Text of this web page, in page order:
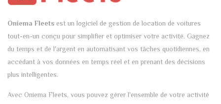
Oniema Fleetsest un logiciel de gestion de location de voitures
tout-en-un conçu pour simplifier et optimiser votre activité. Gagnez
du temps et de l'argent en automatisant vos tâches quotidiennes, en
accédant à vos données en temps réel et en prenant des décisions
plus intelligentes.
Avec Oniema Fleets, vous pouvez gérer l'ensemble de votre activité